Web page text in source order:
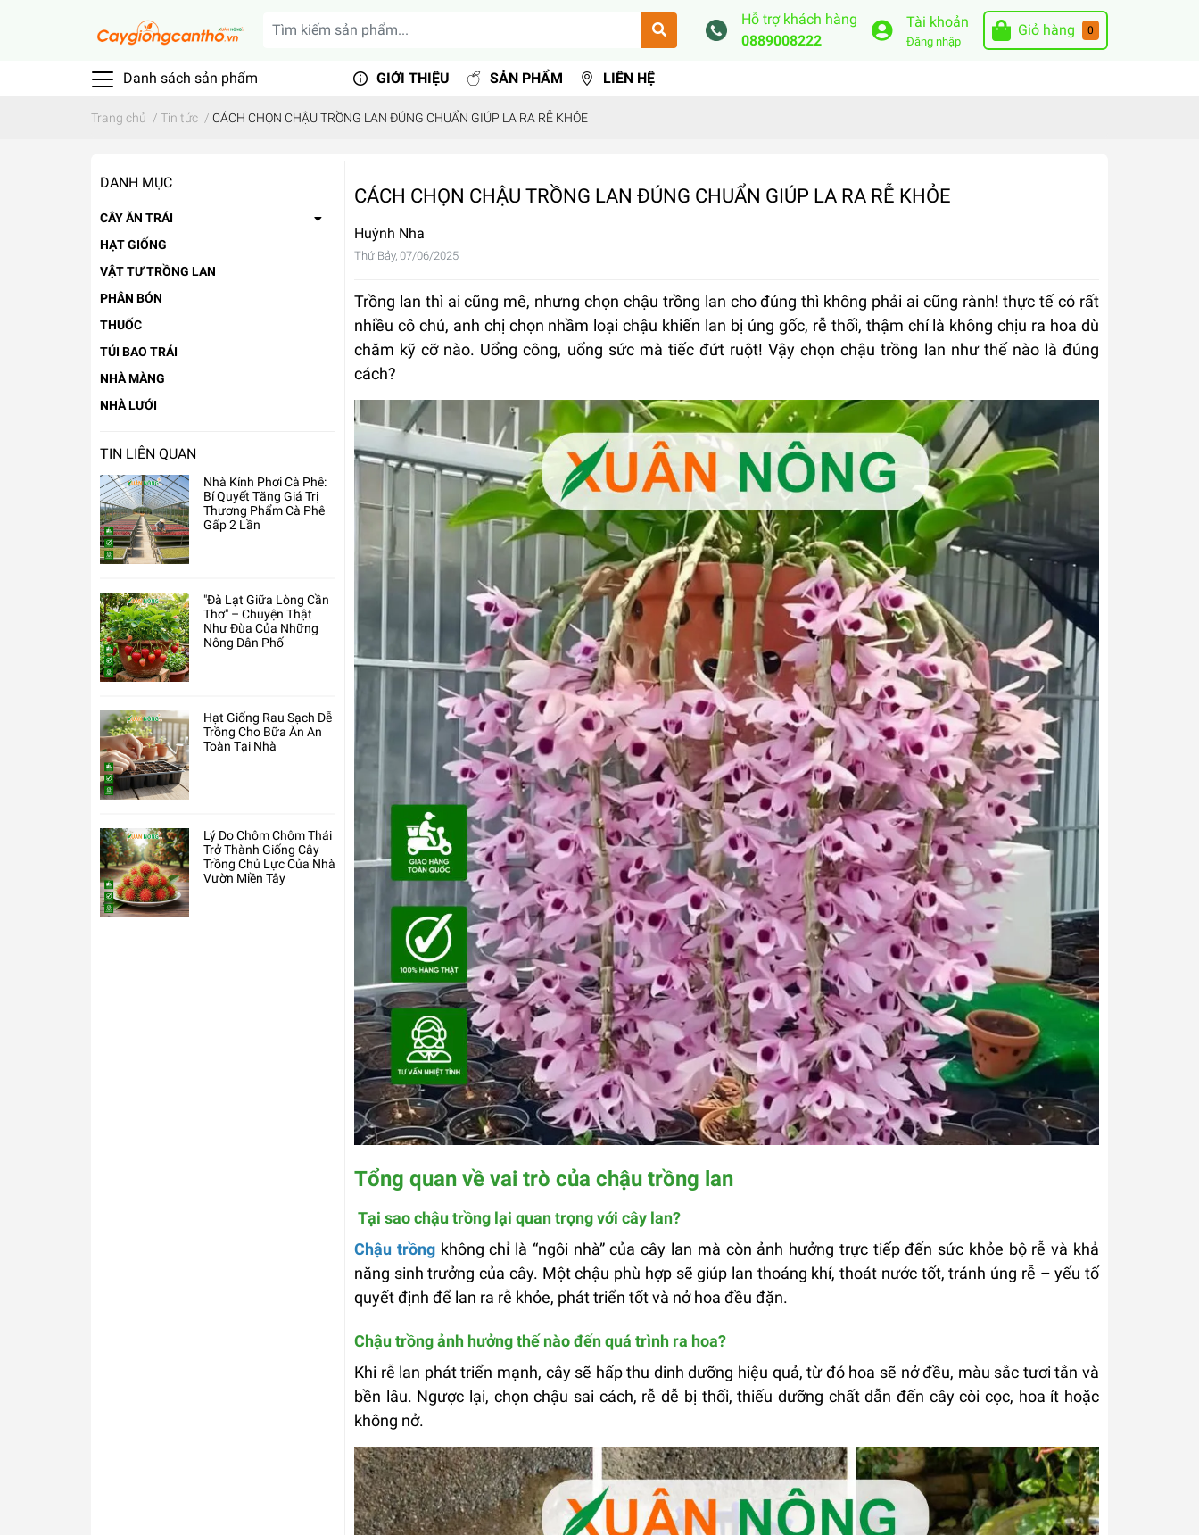
Hỗ trợ khách hàng
0889008222
Tài khoản
Đăng nhập
Giỏ hàng 0
Danh sách sản phẩm GIỚI THIỆU SẢN PHẨM LIÊN HỆ
Trang chủ / Tin tức / CÁCH CHỌN CHẬU TRỒNG LAN ĐÚNG CHUẨN GIÚP LA RA RỄ KHỎE
DANH MỤC
CÂY ĂN TRÁI
HẠT GIỐNG
VẬT TƯ TRỒNG LAN
PHÂN BÓN
THUỐC
TÚI BAO TRÁI
NHÀ MÀNG
NHÀ LƯỚI
TIN LIÊN QUAN
Nhà Kính Phơi Cà Phê:
Bí Quyết Tăng Giá Trị
Thương Phẩm Cà Phê
Gấp 2 Lần
"Đà Lạt Giữa Lòng Cần
Thơ" – Chuyện Thật
Như Đùa Của Những
Nông Dân Phố
Hạt Giống Rau Sạch Dễ
Trồng Cho Bữa Ăn An
Toàn Tại Nhà
Lý Do Chôm Chôm Thái
Trở Thành Giống Cây
Trồng Chủ Lực Của Nhà
Vườn Miền Tây
CÁCH CHỌN CHẬU TRỒNG LAN ĐÚNG CHUẨN GIÚP LA RA RỄ KHỎE
Huỳnh Nha
Thứ Bảy, 07/06/2025
Trồng lan thì ai cũng mê, nhưng chọn chậu trồng lan cho đúng thì không phải ai cũng rành! thực tế có rất
nhiều cô chú, anh chị chọn nhầm loại chậu khiến lan bị úng gốc, rễ thối, thậm chí là không chịu ra hoa dù
chăm kỹ cỡ nào. Uổng công, uổng sức mà tiếc đứt ruột! Vậy chọn chậu trồng lan như thế nào là đúng
cách?
Tổng quan về vai trò của chậu trồng lan
Tại sao chậu trồng lại quan trọng với cây lan?
Chậu trồngkhông chỉ là “ngôi nhà” của cây lan mà còn ảnh hưởng trực tiếp đến sức khỏe bộ rễ và khả
năng sinh trưởng của cây. Một chậu phù hợp sẽ giúp lan thoáng khí, thoát nước tốt, tránh úng rễ – yếu tố
quyết định để lan ra rễ khỏe, phát triển tốt và nở hoa đều đặn.
Chậu trồng ảnh hưởng thế nào đến quá trình ra hoa?
Khi rễ lan phát triển mạnh, cây sẽ hấp thu dinh dưỡng hiệu quả, từ đó hoa sẽ nở đều, màu sắc tươi tắn và
bền lâu. Ngược lại, chọn chậu sai cách, rễ dễ bị thối, thiếu dưỡng chất dẫn đến cây còi cọc, hoa ít hoặc
không nở.